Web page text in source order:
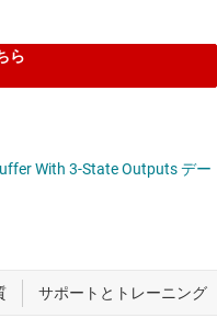
ら
With 3-State Outputs デー